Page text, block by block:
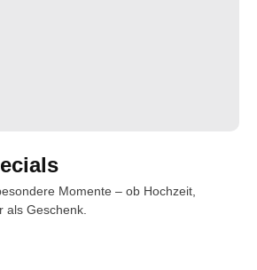
Momente – ob Hochzeit,
als Geschenk.